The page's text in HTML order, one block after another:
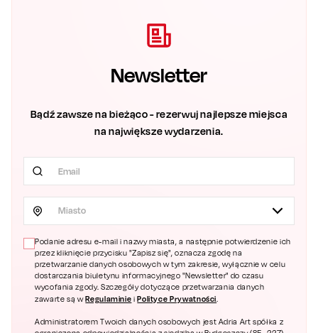
Newsletter
Bądź zawsze na bieżąco - rezerwuj najlepsze miejsca
na największe wydarzenia.
Miasto
Podanie adresu e-mail i nazwy miasta, a następnie potwierdzenie ich
przez kliknięcie przycisku "Zapisz się", oznacza zgodę na
przetwarzanie danych osobowych w tym zakresie, wyłącznie w celu
dostarczania biuletynu informacyjnego "Newsletter" do czasu
wycofania zgody. Szczegóły dotyczące przetwarzania danych
zawarte są wRegulaminie i Polityce Prywatności.
Administratorem Twoich danych osobowych jest Adria Art spółka z